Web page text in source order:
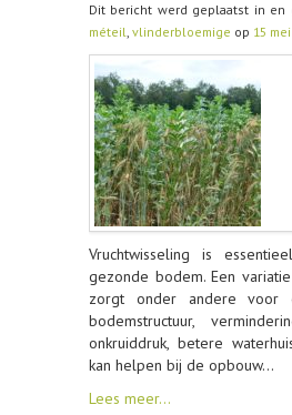
Dit bericht werd geplaatst in en
méteil, vlinderbloemige op 15
Vruchtwisseling is
gezonde bodem. Een
zorgt onder andere voor
bodemstructuur,
onkruiddruk, betere
kan helpen bij de opbouw…
Lees meer…